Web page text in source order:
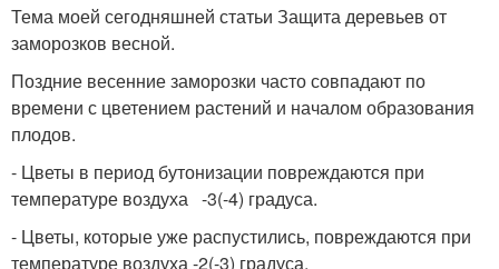
Тема моей сегодняшней статьи Защита деревьев от
заморозков весной.
Поздние весенние заморозки часто совпадают по
времени с цветением растений и началом образования
плодов.
- Цветы в период бутонизации повреждаются при
температуре воздуха -3(-4) градуса.
- Цветы, которые уже распустились, повреждаются при
температуре воздуха -2(-3) градуса.